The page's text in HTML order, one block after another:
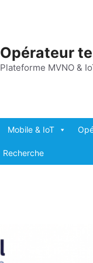
Opérateur
Plateforme MVNO &
Mobile & IoT
Recherche